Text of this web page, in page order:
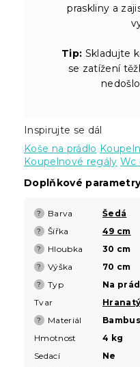
praskliny a
Tip: Skladujte
se zatížení
Inspirujte se dál
Koše na prádlo
Koupelnové regály Wc
Doplňkové
? Barva Šedá
? Šířka 49 cm
? Hloubka 30 cm
? Výška 70 cm
? Typ
Na
Tvar
Hranatý
? Materiál
Hmotnost
4 kg
Sedací
Ne